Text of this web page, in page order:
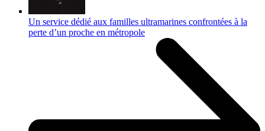
Un service dédié aux familles ultramarines confrontées à la
perte d’un proche en métropole